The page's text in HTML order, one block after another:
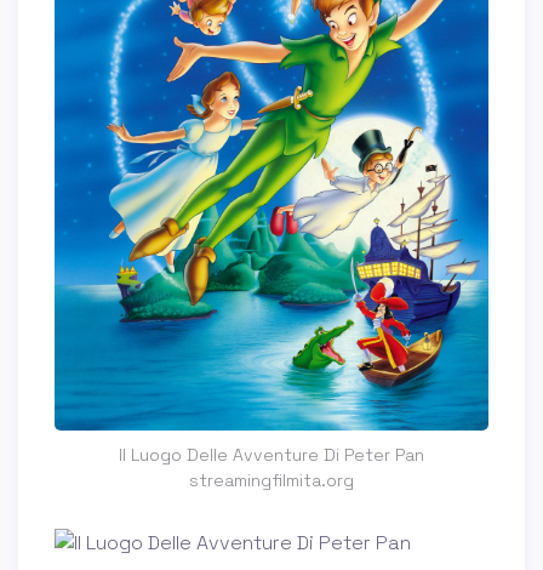
Il Luogo Delle Avventure Di Peter Pan
streamingfilmita.org